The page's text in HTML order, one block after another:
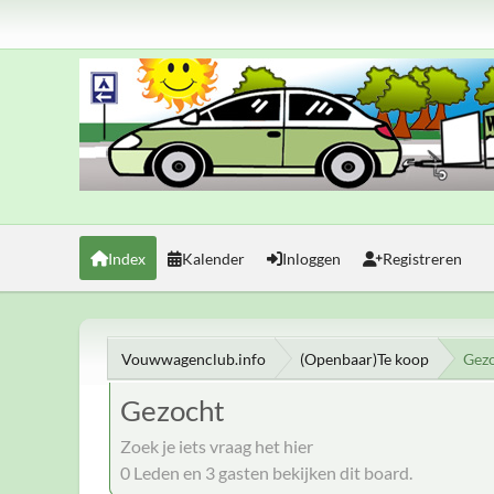
Index Kalender Inloggen Registreren
Vouwwagenclub.info (Openbaar)Te koop
Gezocht
Zoek je iets vraag het hier
0 Leden en 3 gasten bekijken dit board.